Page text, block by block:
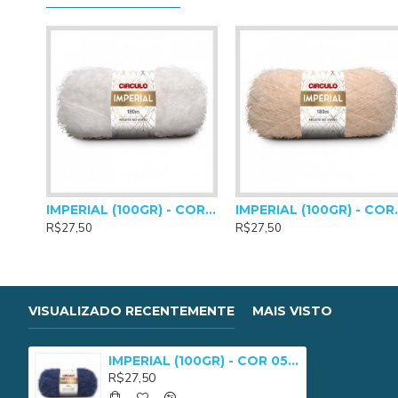
Agulhas para crochê: 5,0mm a 8,0mm
IMPERIAL (100GR) - COR 0010
R$27,50
R$27,50
VISUALIZADO RECENTEMENTE MAIS VISTO
IMPERIAL (100GR) - COR 0557
R$27,50